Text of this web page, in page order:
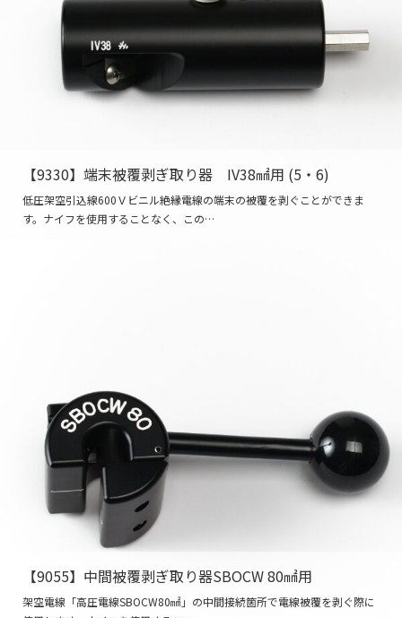
【9330】端末被覆剥ぎ取り器 IV38㎟用 (5・6)
低圧架空引込線600Ｖビニル絶縁電線の端末の被覆を剥ぐことができま
す。ナイフを使用することなく、この…
【9055】中間被覆剥ぎ取り器SBOCW 80㎟用
架空電線「高圧電線SBOCW80㎟」の中間接続箇所で電線被覆を剥ぐ際に